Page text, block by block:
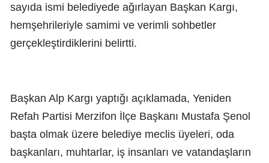
sayıda ismi belediyede ağırlayan Başkan Kargı,
hemşehrileriyle samimi ve verimli sohbetler
gerçekleştirdiklerini belirtti.
Başkan Alp Kargı yaptığı açıklamada, Yeniden
Refah Partisi Merzifon İlçe Başkanı Mustafa Şenol
başta olmak üzere belediye meclis üyeleri, oda
başkanları, muhtarlar, iş insanları ve vatandaşların